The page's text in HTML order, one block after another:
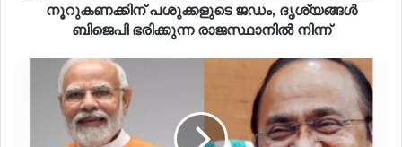
നൂറുകണക്കിന് പശുക്കളുടെ ജഡം, ദൃശ്യങ്ങള്‍
ബിജെപി ഭരിക്കുന്ന രാജസ്ഥാനില്‍ നിന്ന്